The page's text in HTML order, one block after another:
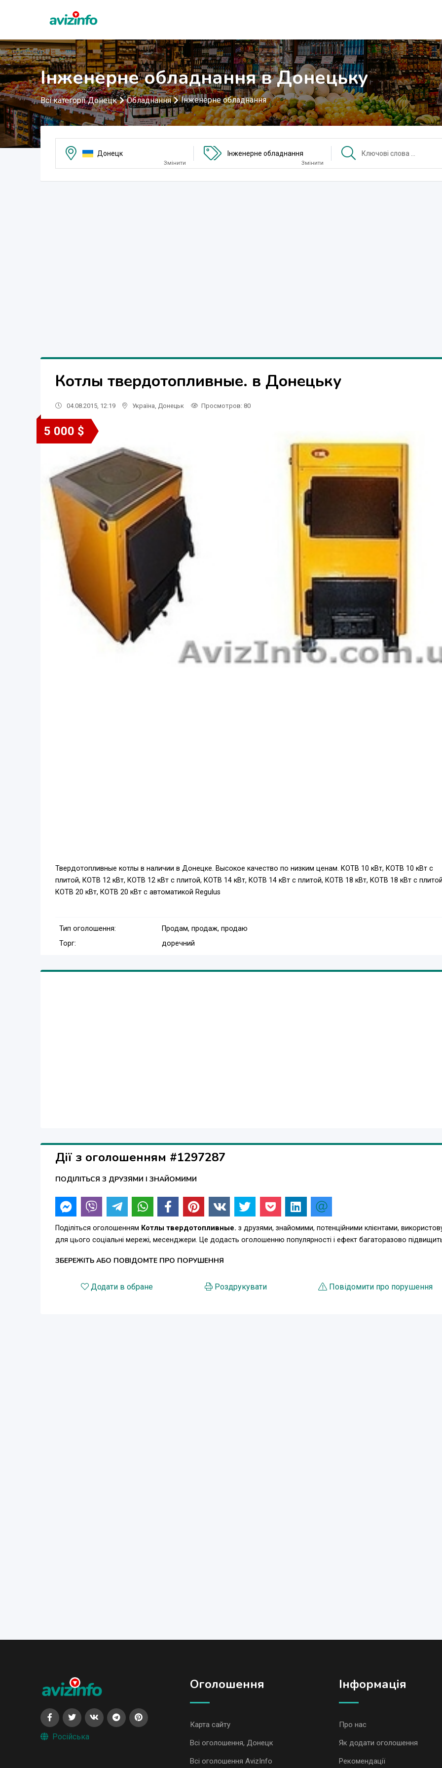
Інженерне обладнання в Донецьку
Всі категорії Донецк Обладнання Інженерне обладнання
Донецк
Змінити
Інженерне обладнання
Змінити
Котлы твердотопливные. в Донецьку
04.08.2015, 12:19 Україна Донецьк Просмотров: 80
5 000 $
Твердотопливные котлы в наличии в Донецке. Высокое качество по низким ценам. КОТВ 10 кВт, КОТВ 10 кВт с
плитой, КОТВ 12 кВт, КОТВ 12 кВт с плитой, КОТВ 14 кВт, КОТВ 14 кВт с плитой, КОТВ 18 кВт, КОТВ 18 кВт с
КОТВ 20 кВт, КОТВ 20 кВт с автоматикой Regulus
Тип оголошення:
Продам, продаж, продаю
Торг:
доречний
Дії з оголошенням #1297287
ПОДІЛІТЬСЯ З ДРУЗЯМИ І ЗНАЙОМИМИ
Поділіться оголошенням Котлы твердотопливные. з друзями, знайомими, потенційними клієнтами,
для цього соціальні мережі, месенджери. Це додасть оголошенню популярності і ефект багаторазово
ЗБЕРЕЖІТЬ АБО ПОВІДОМТЕ ПРО ПОРУШЕННЯ
Додати в обране Роздрукувати Повідомити про порушення
Російська
Оголошення
Карта сайту
Всі оголошення, Донецк
Всі оголошення AvizInfo
Iнформація
Про нас
Як додати оголошення
Рекомендації